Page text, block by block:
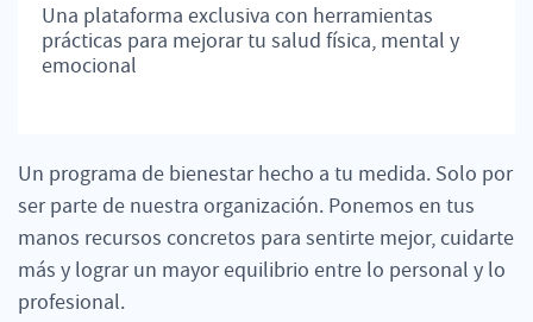
Una plataforma exclusiva con herramientas
prácticas para mejorar tu salud física, mental y
emocional
Un programa de bienestar hecho a tu medida. Solo por
ser parte de nuestra organización. Ponemos en tus
manos recursos concretos para sentirte mejor, cuidarte
más y lograr un mayor equilibrio entre lo personal y lo
profesional.